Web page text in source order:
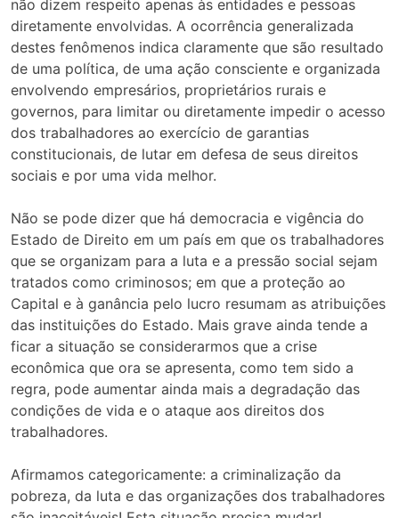
não dizem respeito apenas às entidades e pessoas
diretamente envolvidas. A ocorrência generalizada
destes fenômenos indica claramente que são resultado
de uma política, de uma ação consciente e organizada
envolvendo empresários, proprietários rurais e
governos, para limitar ou diretamente impedir o acesso
dos trabalhadores ao exercício de garantias
constitucionais, de lutar em defesa de seus direitos
sociais e por uma vida melhor.
Não se pode dizer que há democracia e vigência do
Estado de Direito em um país em que os trabalhadores
que se organizam para a luta e a pressão social sejam
tratados como criminosos; em que a proteção ao
Capital e à ganância pelo lucro resumam as atribuições
das instituições do Estado. Mais grave ainda tende a
ficar a situação se considerarmos que a crise
econômica que ora se apresenta, como tem sido a
regra, pode aumentar ainda mais a degradação das
condições de vida e o ataque aos direitos dos
trabalhadores.
Afirmamos categoricamente: a criminalização da
pobreza, da luta e das organizações dos trabalhadores